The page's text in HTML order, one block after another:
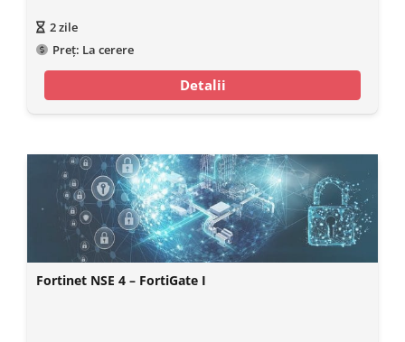
2zile
Preț: La cerere
Detalii
Fortinet NSE 4 – FortiGate I